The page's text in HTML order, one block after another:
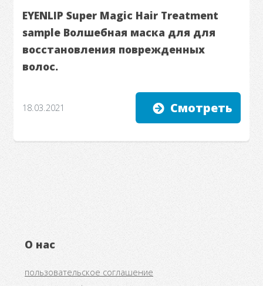
EYENLIP Super Magic Hair Treatment
sample Волшебная маска для для
восстановления поврежденных
волос.
18.03.2021 Смотреть
О нас
пользовательское соглашение